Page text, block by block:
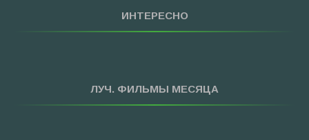
Мультфильмы
»Приключения
»Фантастика
ИНТЕРЕСНО
ЛУЧ. ФИЛЬМЫ МЕСЯЦА